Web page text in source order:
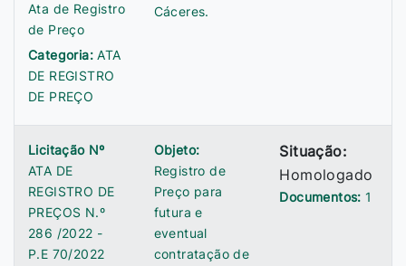
Ata de Registro
de Preço
Categoria:ATA
DE REGISTRO
DE PREÇO
Cáceres.
Licitação Nº
ATA DE
REGISTRO DE
PREÇOS N.º
286 /2022 -
P.E 70/2022
Objeto:
Registro de
Preço para
futura e
eventual
contratação de
Situação:
Homologado
Documentos: 1